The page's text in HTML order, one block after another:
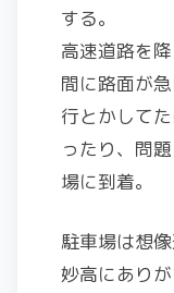
する。
高速道路を
間に路面が
行とかして
ったり、問
場に到着。
駐車場は想像
妙高にあり